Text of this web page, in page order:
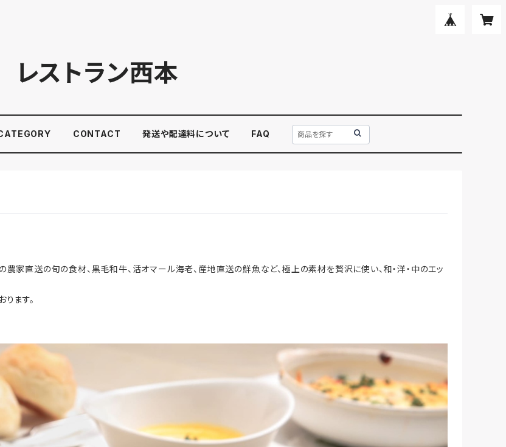
レストラン西本
CONTACT 発送や配達料について FAQ
家直送の旬の食材、黒毛和牛、活オマール海老、産地直送の鮮魚など、極上の素材を贅沢に使い、和・洋・中のエッ
ます。